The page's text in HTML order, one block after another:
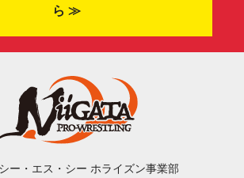
ら ≫
ー・エス・シー ホライズン事業部